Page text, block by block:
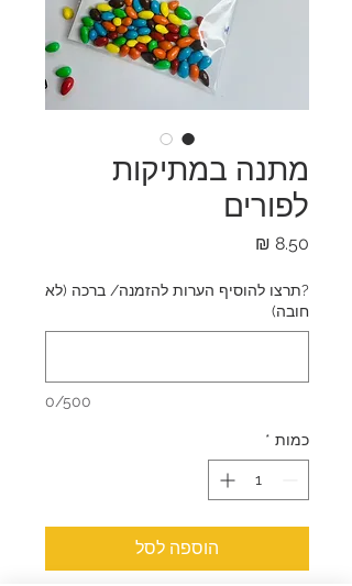
מתנה במתיקות
לפורים
?תרצו להוסיף הערות להזמנה/ ברכה (לא
חובה)
0/500
כמות *
הוספה לסל